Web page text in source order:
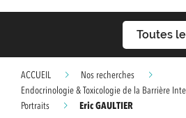
Toutes
ACCUEIL
Nos recherches
Endocrinologie & Toxicologie de la Barrière
Portraits
Eric GAULTIER